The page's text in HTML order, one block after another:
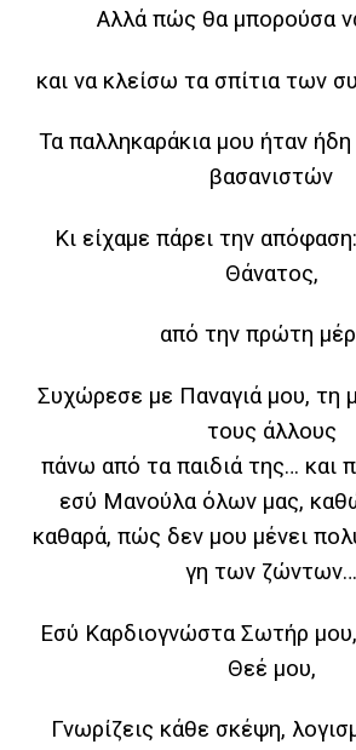
Αλλά πώς θα μπορούσα
και να κλείσω τα σπίτια των
Τα παλληκαράκια μου ήταν
βασανιστών
Κι είχαμε πάρει την
Θάνατος,
από την πρώτη
Συχώρεσε με Παναγιά μου, τη
τους άλλους
πάνω από τα παιδιά της… και
εσύ Μανούλα όλων μας,
καθαρά, πώς δεν μου μένει
γη των ζώντων…
Εσύ Καρδιογνώστα Σωτήρ
Θεέ μου,
Γνωρίζεις κάθε σκέψη,